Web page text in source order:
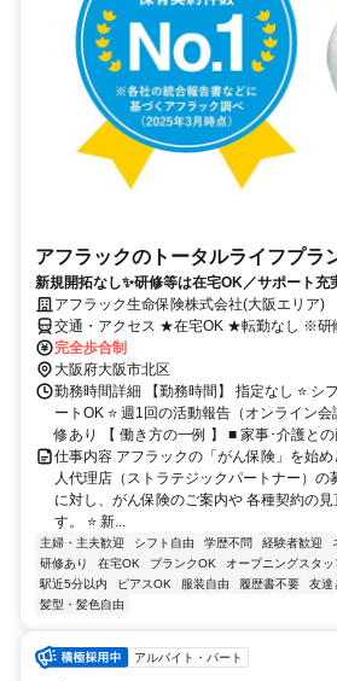
アフラックのトータルライフプラ
新規開拓なし✨研修等は在宅OK／サポート充
アフラック生命保険株式会社(大阪エリア)
交通・アクセス ★在宅OK ★転勤なし ※研
区」への出社あり
完全歩合制
大阪府大阪市北区
勤務時間詳細 【勤務時間】 指定なし ⭐ シ
ートOK ⭐ 週1回の活動報告（オンライン
修あり 【 働き方の一例 】 ■ 家事･介護と
仕事内容 アフラックの「がん保険」を始
人代理店（ストラテジックパートナー）の
に対し、がん保険のご案内や 各種契約の
す。 ⭐ 新...
主婦・主夫歓迎 シフト自由 学歴不問 経験者歓迎
研修あり
在宅OK ブランクOK オープニングスタッ
駅近5分以内
ピアスOK 服装自由 履歴書不要 友達
髪型・髪色自由
アルバイト・パート